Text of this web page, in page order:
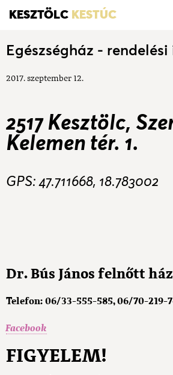
KESZTÖLC KESTÚC
Egészségház -
2017. szeptember 12.
2517 Kesztölc,
Kelemen tér. 1.
GPS: 47.711668, 18.783002
Dr. Bús János felnőtt
Telefon: 06/33-555-585, 06/70-219-
Facebook
FIGYELEM!